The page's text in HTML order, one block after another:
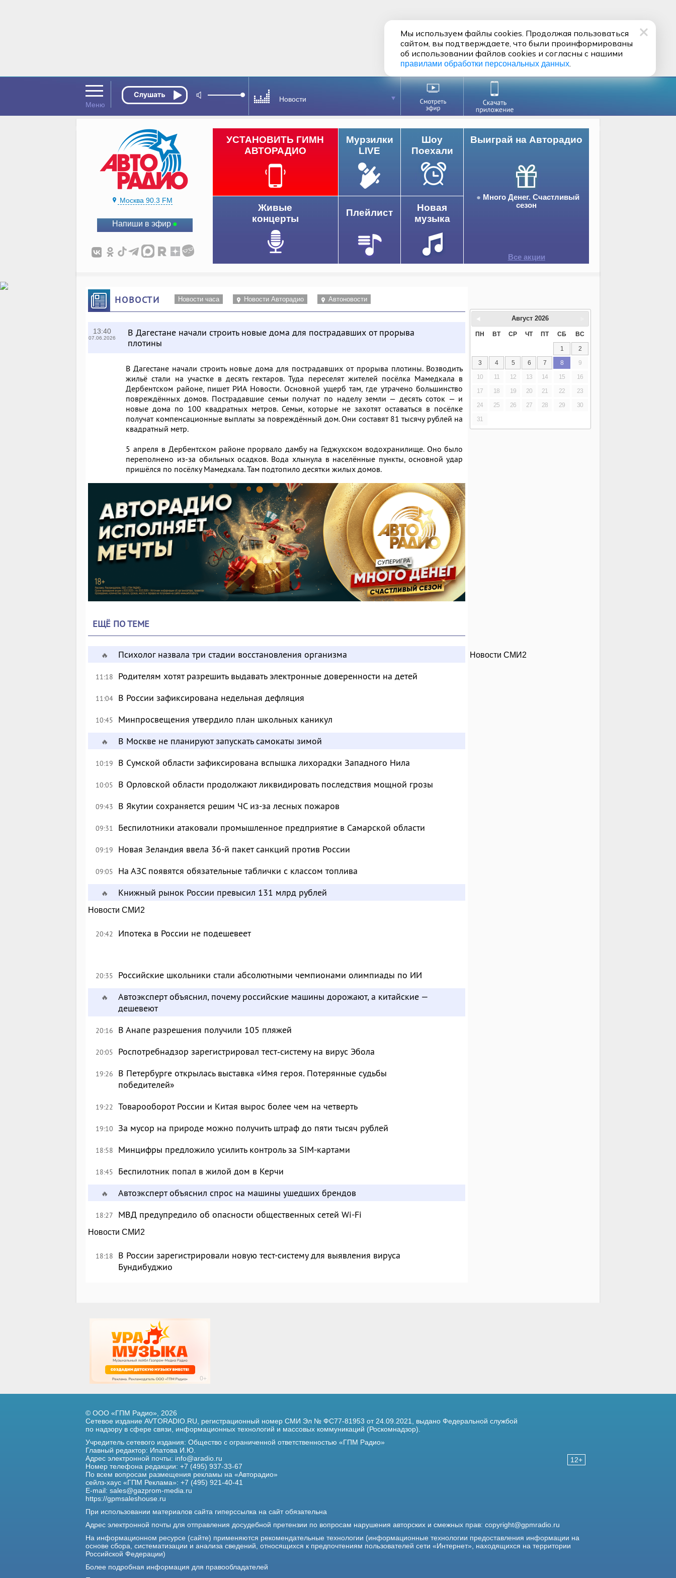
Новости
Москва 90.3 FM
Напиши в эфир
Выиграй на Авторадио
Много Денег. Счастливый
сезон
Все акции
УСТАНОВИТЬ ГИМН
АВТОРАДИО
Мурзилки
LIVE
Шоу
Поехали
Живые
концерты
Плейлист
Новая
музыка
НОВОСТИ Новости часа Новости Авторадио Автоновости
13:40
07.06.2026
В Дагестане начали строить новые дома для пострадавших от прорыва
плотины
В Дагестане начали строить новые дома для пострадавших от прорыва плотины. Возводить
жильё стали на участке в десять гектаров. Туда переселят жителей посёлка Мамедкала в
Дербентском районе, пишет РИА Новости. Основной ущерб там, где утрачено большинство
повреждённых домов. Пострадавшие семьи получат по наделу земли — десять соток — и
новые дома по 100 квадратных метров. Семьи, которые не захотят оставаться в посёлке
получат компенсационные выплаты за повреждённый дом. Они составят 81 тысячу рублей на
квадратный метр.
5 апреля в Дербентском районе прорвало дамбу на Геджухском водохранилище. Оно было
переполнено из-за обильных осадков. Вода хлынула в населённые пункты, основной удар
пришёлся по посёлку Мамедкала. Там подтопило десятки жилых домов.
ЕЩЁ ПО ТЕМЕ
🔥 Психолог назвала три стадии восстановления организма
11:18 Родителям хотят разрешить выдавать электронные доверенности на детей
11:04 В России зафиксирована недельная дефляция
10:45 Минпросвещения утвердило план школьных каникул
🔥 В Москве не планируют запускать самокаты зимой
10:19 В Сумской области зафиксирована вспышка лихорадки Западного Нила
10:05 В Орловской области продолжают ликвидировать последствия мощной грозы
09:43 В Якутии сохраняется решим ЧС из-за лесных пожаров
09:31 Беспилотники атаковали промышленное предприятие в Самарской области
09:19 Новая Зеландия ввела 36-й пакет санкций против России
09:05 На АЗС появятся обязательные таблички с классом топлива
🔥 Книжный рынок России превысил 131 млрд рублей
Новости СМИ2
20:42 Ипотека в России не подешевеет
20:35 Российские школьники стали абсолютными чемпионами олимпиады по ИИ
🔥
Автоэксперт объяснил, почему российские машины дорожают, а китайские —
дешевеют
20:16 В Анапе разрешения получили 105 пляжей
20:05 Роспотребнадзор зарегистрировал тест‑систему на вирус Эбола
19:26
В Петербурге открылась выставка «Имя героя. Потерянные судьбы
победителей»
19:22 Товарооборот России и Китая вырос более чем на четверть
19:10 За мусор на природе можно получить штраф до пяти тысяч рублей
18:58 Минцифры предложило усилить контроль за SIM-картами
18:45 Беспилотник попал в жилой дом в Керчи
🔥 Автоэксперт объяснил спрос на машины ушедших брендов
18:27 МВД предупредило об опасности общественных сетей Wi-Fi
Новости СМИ2
18:18
В России зарегистрировали новую тест-систему для выявления вируса
Бундибуджио
Август 2026
ПН ВТ СР ЧТ ПТ СБ ВС
1
2
3
4 5 6 7 8
9
10
11 12 13 14 15
16
17
18 19 20 21 22
23
24
25 26 27 28 29
30
31
Новости СМИ2
12+
© ООО «ГПМ Радио», 2026
Сетевое издание AVTORADIO.RU, регистрационный номер СМИ Эл № ФС77-81953 от 24.09.2021, выдано Федеральной службой
по надзору в сфере связи, информационных технологий и массовых коммуникаций (Роскомнадзор).
Учредитель сетевого издания: Общество с ограниченной ответственностью «ГПМ Радио»
Главный редактор: Ипатова И.Ю.
Адрес электронной почты: info@aradio.ru
Номер телефона редакции: +7 (495) 937-33-67
По всем вопросам размещения рекламы на «Авторадио»
сейлз-хаус «ГПМ Реклама»: +7 (495) 921-40-41
E-mail: sales@gazprom-media.ru
https://gpmsaleshouse.ru
При использовании материалов сайта гиперссылка на сайт обязательна
Адрес электронной почты для отправления досудебной претензии по вопросам нарушения авторских и смежных прав: copyright@gpmradio.ru
На информационном ресурсе (сайте) применяются рекомендательные технологии (информационные технологии предоставления информации на
основе сбора, систематизации и анализа сведений, относящихся к предпочтениям пользователей сети «Интернет», находящихся на территории
Российской Федерации)
Более подробная информация для правообладателей
Мы используем файлы cookies. Продолжая пользоваться
сайтом, вы подтверждаете, что были проинформированы
об использовании файлов cookies и согласны с нашими
правилами обработки персональных данных.